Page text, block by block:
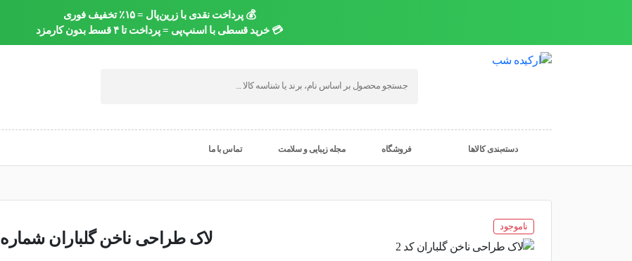
💰 پرداخت نقدی با زرین‌پال = ۱۵٪ تخفیف فوری
💳 خرید قسطی با اسنپ‌پی = پرداخت تا ۴ قسط بدون کارمزد
دسته‌بندی کالاها فروشگاه مجله زیبایی و سلامت تماس با ما
ناموجود
لاک طراحی ناخن گلباران شماره 2